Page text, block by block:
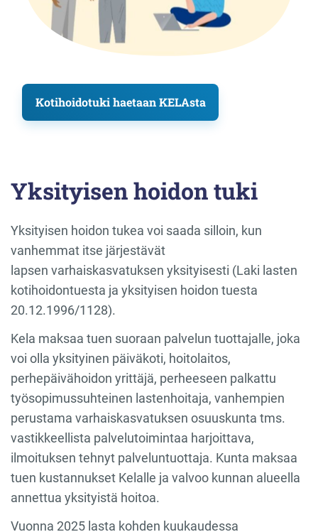
Kotihoidotuki haetaan KELAsta
Yksityisen hoidon tuki
Yksityisen hoidon tukea voi saada silloin, kun
vanhemmat itse järjestävät
lapsen varhaiskasvatuksen yksityisesti (Laki lasten
kotihoidontuesta ja yksityisen hoidon tuesta
20.12.1996/1128).
Kela maksaa tuen suoraan palvelun tuottajalle, joka
voi olla yksityinen päiväkoti, hoitolaitos,
perhepäivähoidon yrittäjä, perheeseen palkattu
työsopimussuhteinen lastenhoitaja, vanhempien
perustama varhaiskasvatuksen osuuskunta tms.
vastikkeellista palvelutoimintaa harjoittava,
ilmoituksen tehnyt palveluntuottaja. Kunta maksaa
tuen kustannukset Kelalle ja valvoo kunnan alueella
annettua yksityistä hoitoa.
Vuonna 2025 lasta kohden kuukaudessa